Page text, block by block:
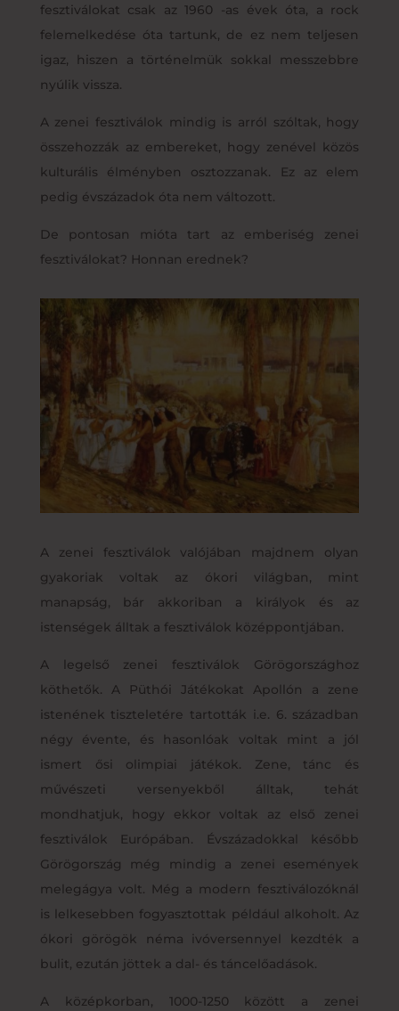
fesztiválokat csak az 1960 -as évek óta, a rock
felemelkedése óta tartunk, de ez nem teljesen
igaz, hiszen a történelmük sokkal messzebbre
nyúlik vissza.
A zenei fesztiválok mindig is arról szóltak, hogy
összehozzák az embereket, hogy zenével közös
kulturális élményben osztozzanak. Ez az elem
pedig évszázadok óta nem változott.
De pontosan mióta tart az emberiség zenei
fesztiválokat? Honnan erednek?
A zenei fesztiválok valójában majdnem olyan
gyakoriak voltak az ókori világban, mint
manapság, bár akkoriban a királyok és az
istenségek álltak a fesztiválok középpontjában.
A legelső zenei fesztiválok Görögországhoz
köthetők. A Püthói Játékokat Apollón a zene
istenének tiszteletére tartották i.e. 6. században
négy évente, és hasonlóak voltak mint a jól
ismert ősi olimpiai játékok. Zene, tánc és
művészeti versenyekből álltak, tehát
mondhatjuk, hogy ekkor voltak az első zenei
fesztiválok Európában. Évszázadokkal később
Görögország még mindig a zenei események
melegágya volt. Még a modern fesztiválozóknál
is lelkesebben fogyasztottak például alkoholt. Az
ókori görögök néma ivóversennyel kezdték a
bulit, ezután jöttek a dal- és táncelőadások.
A középkorban, 1000-1250 között a zenei